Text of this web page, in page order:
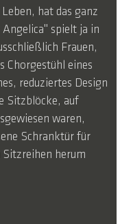
hat das ganz
Angelica" spielt ja in
Frauen,
Chorgestühl eines
reduziertes Design
Sitzblöcke, auf
waren,
Schranktür für
Sitzreihen herum